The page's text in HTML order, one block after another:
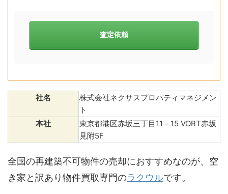
査定依頼
社名
株式会社ネクサスプロパティマネジメン
ト
本社
東京都港区赤坂三丁目11－15 VORT赤坂
見附5F
全国の再建築不可物件の売却におすすめなのが、空
き家と訳あり物件買取専門のラクウルです。